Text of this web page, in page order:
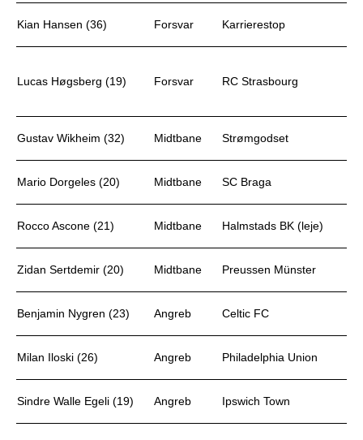
Kian Hansen (36) Forsvar Karrierestop
Lucas Høgsberg (19) Forsvar RC Strasbourg
Gustav Wikheim (32) Midtbane Strømgodset
Mario Dorgeles (20) Midtbane SC Braga
Rocco Ascone (21) Midtbane Halmstads BK (leje)
Zidan Sertdemir (20) Midtbane Preussen Münster
Benjamin Nygren (23) Angreb Celtic FC
Milan Iloski (26) Angreb Philadelphia Union
Sindre Walle Egeli (19) Angreb Ipswich Town